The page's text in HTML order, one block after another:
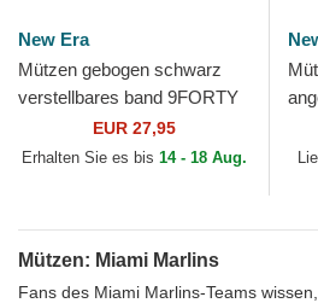
New Era
Mützen gebogen schwarz
verstellbares band 9FORTY
The League der Miami
Marlins MLB von New Era
EUR 27,95
Erhalten Sie es bis 14 - 18 Aug.
Mützen: Miami Marlins
Fans des Miami Marlins-Teams